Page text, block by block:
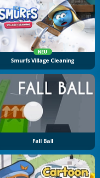
NEU
Smurfs Village Cleaning
Fall Ball